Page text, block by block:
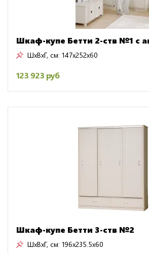
Шкаф-купе Бетти 2-ств №1 с
ШxВxГ, см: 147x252x60
123 923 руб
Шкаф-купе Бетти 3-ств №2
ШxВxГ, см: 196x235.5x60